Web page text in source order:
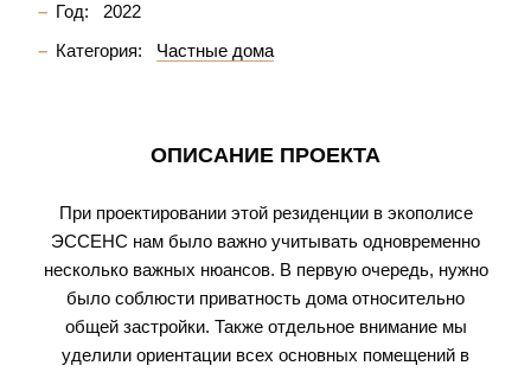
Год:
2022
Категория:
Частные дома
ОПИСАНИЕ ПРОЕКТА
При проектировании этой резиденции в экополисе
ЭССЕНС нам было важно учитывать одновременно
несколько важных нюансов. В первую очередь, нужно
было соблюсти приватность дома относительно
общей застройки. Также отдельное внимание мы
уделили ориентации всех основных помещений в